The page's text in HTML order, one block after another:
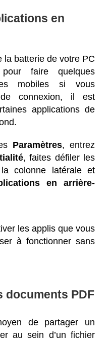
en
la batterie de votre PC
faire quelques
mobiles si vous
connexion, il est
applications de
Paramètres, entrez
, faites défiler les
colonne latérale et
en arrière-
les applis que vous
à fonctionner sans
documents PDF
de partager un
au sein d’un fichier